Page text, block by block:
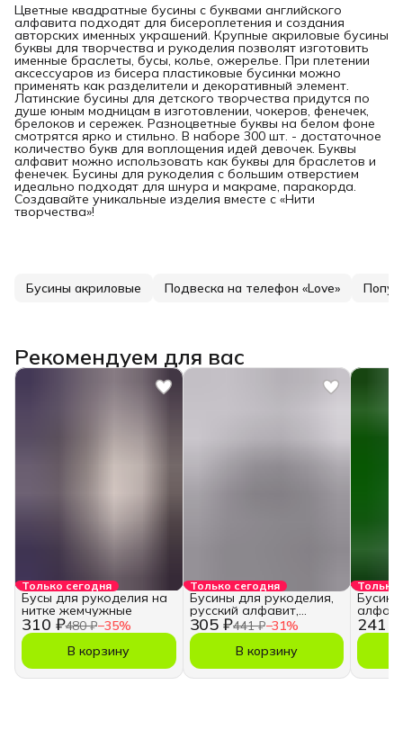
Цветные квадратные бусины с буквами английского
алфавита подходят для бисероплетения и создания
авторских именных украшений. Крупные акриловые бусины
буквы для творчества и рукоделия позволят изготовить
именные браслеты, бусы, колье, ожерелье. При плетении
аксессуаров из бисера пластиковые бусинки можно
применять как разделители и декоративный элемент.
Латинские бусины для детского творчества придутся по
душе юным модницам в изготовлении, чокеров, фенечек,
брелоков и сережек. Разноцветные буквы на белом фоне
смотрятся ярко и стильно. В наборе 300 шт. - достаточное
количество букв для воплощения идей девочек. Буквы
алфавит можно использовать как буквы для браслетов и
фенечек. Бусины для рукоделия с большим отверстием
идеально подходят для шнура и макраме, паракорда.
Создавайте уникальные изделия вместе с «Нити
творчества»!
Бусины акриловые Подвеска на телефон «Love»
Рекомендуем для вас
Только сегодня
310 ₽480 ₽−35%
Бусы для рукоделия на
нитке жемчужные
В корзину
Только сегодня
305 ₽441 ₽−31%
Бусины для рукоделия,
русский алфавит,
кубики
В корзину
Только
241 ₽